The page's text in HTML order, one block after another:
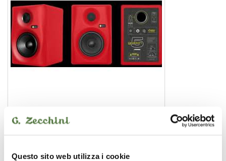
Questo sito web utilizza i cookie
GIBBON 5 RED Monkey Banana